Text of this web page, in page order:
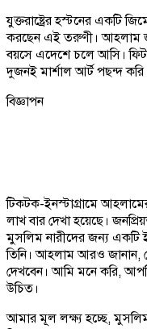
যুক্তরাষ্ট্রের হস্টনের একটি
করছেন এই তরুণী। আহলাম
বয়সে এদেশে চলে আসি।
দুজনই মার্শাল আর্ট পছন্দ
বিজ্ঞাপন
টিকটক-ইনস্টাগ্রামে
লাখ বার দেখা হয়েছে।
মুসলিম নারীদের জন্য একটি
তিনি। আহলাম আরও
দেখবেন। আমি মনে করি,
উচিত।
আমার মূল লক্ষ্য হচ্ছে,